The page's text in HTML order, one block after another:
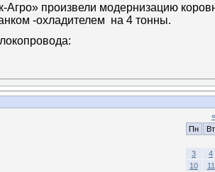
произвели модернизацию
-охладителем на 4 тонны.
«
Пн
Вт
3
4
10
11